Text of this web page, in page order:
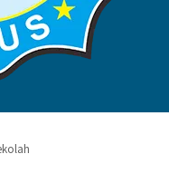
Kudus
SMK Pusat
of
2021.